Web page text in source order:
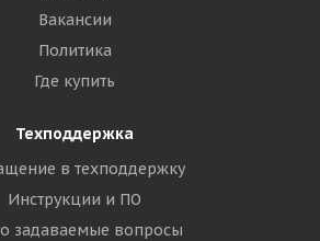
Вакансии
Политика
Где купить
Техподдержка
в техподдержку
Инструкции и ПО
задаваемые вопросы